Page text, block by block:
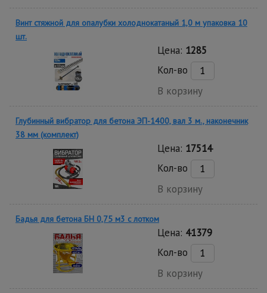
Винт стяжной для опалубки холоднокатаный 1,0 м упаковка 10
шт.
Цена: 1285
Кол-во
В корзину
Глубинный вибратор для бетона ЭП-1400, вал 3 м., наконечник
38 мм (комплект)
Цена: 17514
Кол-во
В корзину
Бадья для бетона БН 0,75 м3 с лотком
Цена: 41379
Кол-во
В корзину